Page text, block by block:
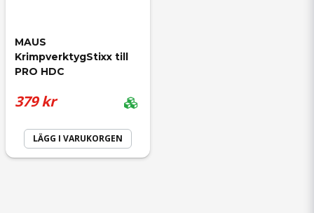
MAUS
KrimpverktygStixx till
PRO HDC
379 kr
LÄGG I VARUKORGEN